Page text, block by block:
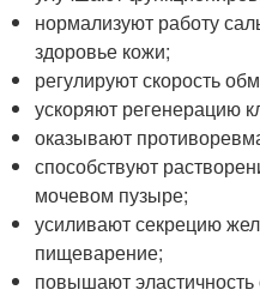
нормализуют работу
здоровье кожи;
регулируют скорость
ускоряют регенерацию
оказывают
способствуют
мочевом пузыре;
усиливают секрецию
пищеварение;
повышают эластичность